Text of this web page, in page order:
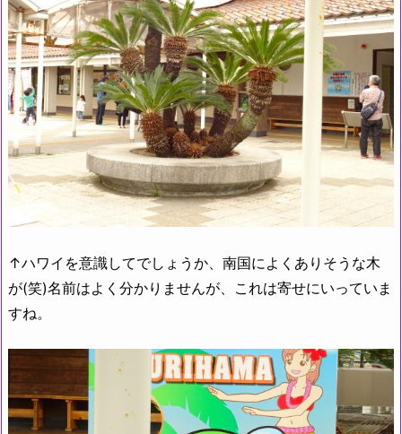
↑ハワイを意識してでしょうか、南国によくありそうな木
が(笑)名前はよく分かりませんが、これは寄せにいっていま
すね。